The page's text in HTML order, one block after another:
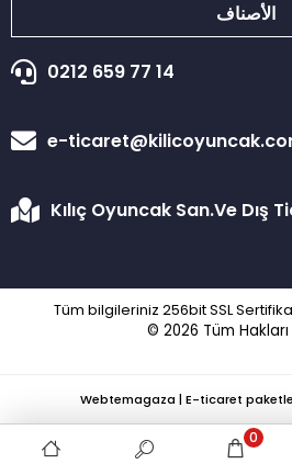
الأصناف
0212 659 77 14
e-
Kılıç Oyuncak San.Ve Dış
Tüm bilgileriniz 256bit SSL
© 2026 Tüm Hakları
0
Webtemagaza | E-ticaret